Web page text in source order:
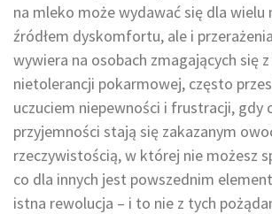
na mleko może wydawać się dla wielu
źródłem dyskomfortu, ale i
wywiera na osobach zmagających się
nietolerancji pokarmowej, często
uczuciem niepewności i frustracji, gdy
przyjemności stają się zakazanym
rzeczywistością, w której nie możesz
co dla innych jest powszednim
istna rewolucja – i to nie z tych